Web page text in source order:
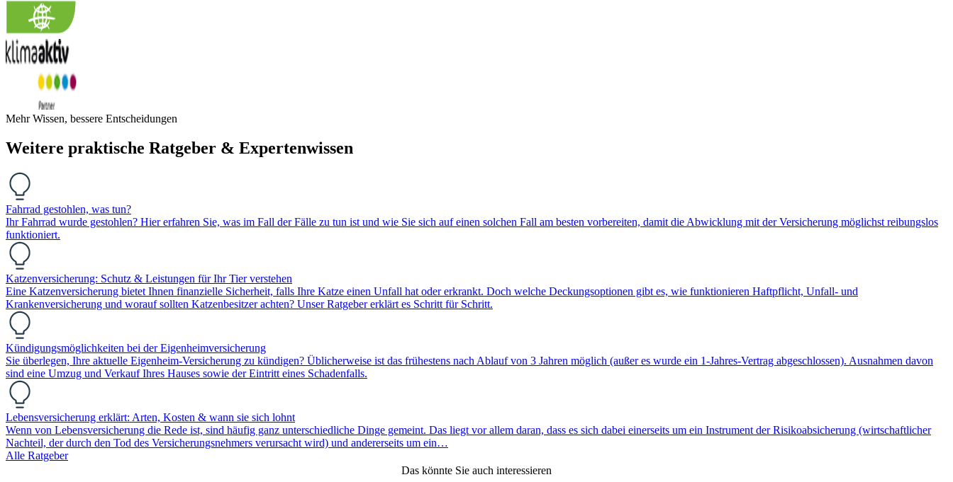
Mehr Wissen, bessere Entscheidungen
Weitere praktische Ratgeber & Expertenwissen
Fahrrad gestohlen, was tun?
Ihr Fahrrad wurde gestohlen? Hier erfahren Sie, was im Fall der Fälle zu tun ist und wie Sie sich auf einen solchen Fall am besten vorbereiten, damit die Abwicklung mit der Versicherung möglichst reibungslos
funktioniert.
Katzenversicherung: Schutz & Leistungen für Ihr Tier verstehen
Eine Katzenversicherung bietet Ihnen finanzielle Sicherheit, falls Ihre Katze einen Unfall hat oder erkrankt. Doch welche Deckungsoptionen gibt es, wie funktionieren Haftpflicht, Unfall- und
Krankenversicherung und worauf sollten Katzenbesitzer achten? Unser Ratgeber erklärt es Schritt für Schritt.
Kündigungsmöglichkeiten bei der Eigenheimversicherung
Sie überlegen, Ihre aktuelle Eigenheim-Versicherung zu kündigen? Üblicherweise ist das frühestens nach Ablauf von 3 Jahren möglich (außer es wurde ein 1-Jahres-Vertrag abgeschlossen). Ausnahmen davon
sind eine Umzug und Verkauf Ihres Hauses sowie der Eintritt eines Schadenfalls.
Lebensversicherung erklärt: Arten, Kosten & wann sie sich lohnt
Wenn von Lebensversicherung die Rede ist, sind häufig ganz unterschiedliche Dinge gemeint. Das liegt vor allem daran, dass es sich dabei einerseits um ein Instrument der Risikoabsicherung (wirtschaftlicher
Nachteil, der durch den Tod des Versicherungsnehmers verursacht wird) und andererseits um ein…
Alle Ratgeber
Das könnte Sie auch interessieren